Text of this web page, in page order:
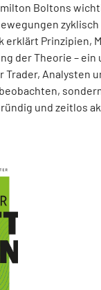
Boltons
erklärt Prinzipien,
der Theorie – ein
Trader, Analysten
und zeitlos